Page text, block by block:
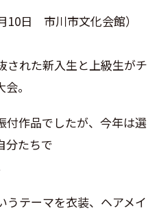
10日 市川市文化会館）
された新入生と上級生がチ
。
付作品でしたが、今年は選
分たちで
テーマを衣装、ヘアメイ